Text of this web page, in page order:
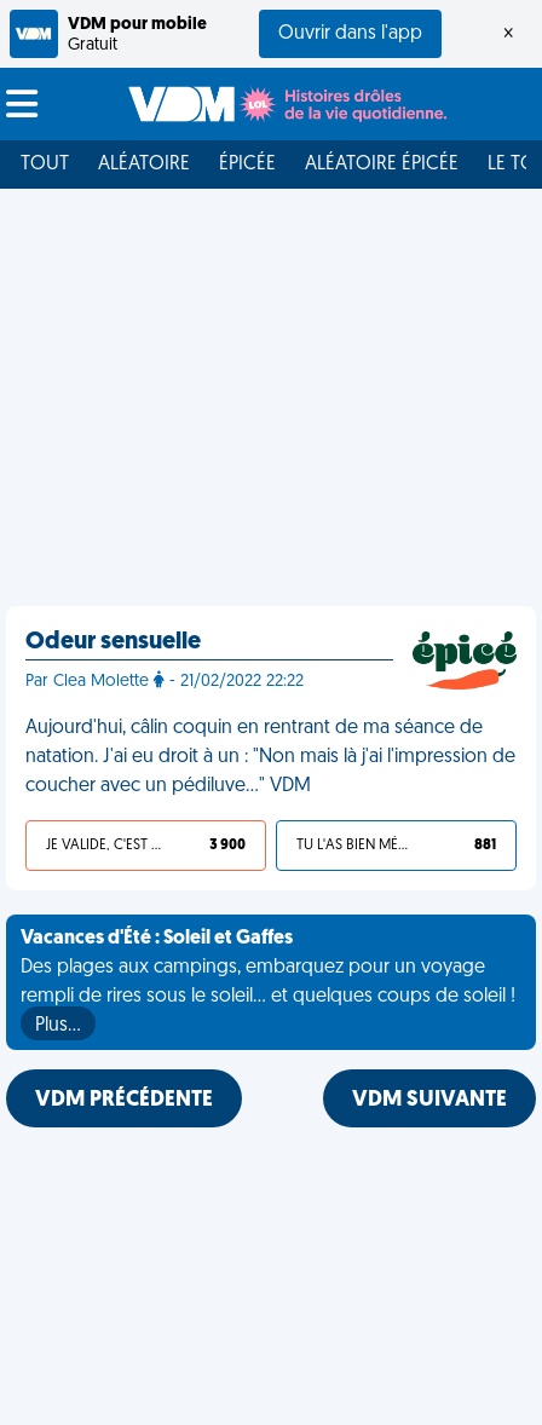
VDM pour mobile
Gratuit
Ouvrir dans l'app ×
TOUT ALÉATOIRE ÉPICÉE ALÉATOIRE ÉPICÉE LE
Odeur sensuelle
Par Clea Molette - 21/02/2022 22:22
Aujourd'hui, câlin coquin en rentrant de ma séance de
natation. J'ai eu droit à un : "Non mais là j'ai l'impression de
coucher avec un pédiluve…" VDM
JE VALIDE, C'EST UNE VDM 3 900 TU L'AS BIEN MÉRITÉ 881
Vacances d'Été : Soleil et Gaffes
Des plages aux campings, embarquez pour un voyage
rempli de rires sous le soleil... et quelques coups de soleil !
Plus…
VDM PRÉCÉDENTE VDM SUIVANTE